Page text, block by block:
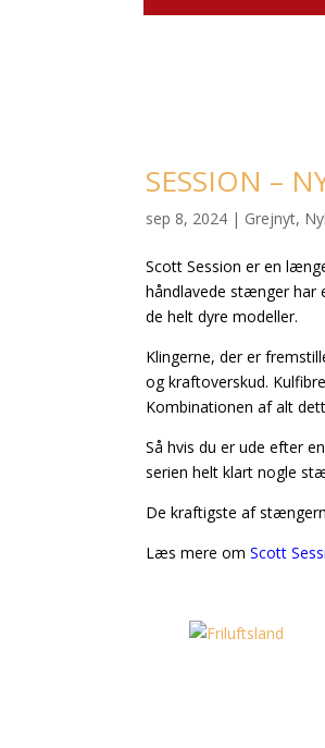
SESSION –
sep 8, 2024 | Grejnyt,
Scott Session er en
håndlavede stænger har
de helt dyre modeller.
Klingerne, der er
og kraftoverskud.
Kombinationen af alt
Så hvis du er ude efter
serien helt klart nogle
De kraftigste af
Læs mere omScott